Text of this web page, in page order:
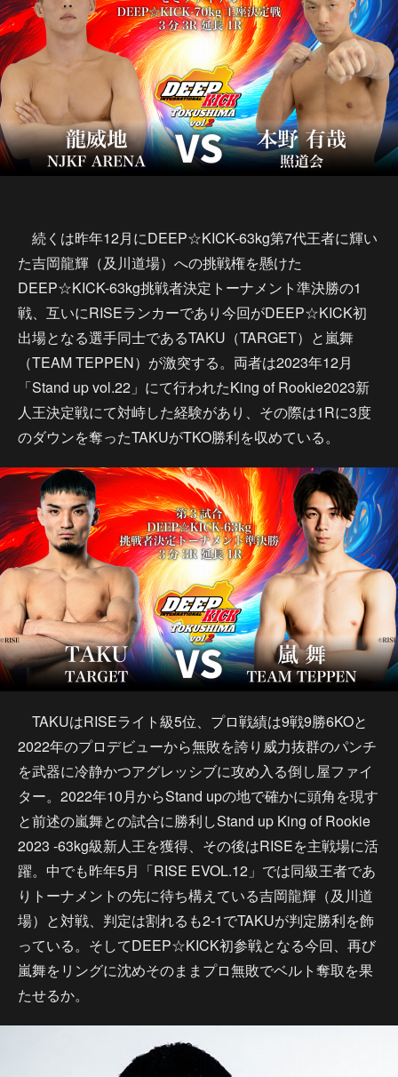
続くは昨年12月にDEEP☆KICK-63kg第7代王者に輝い
た吉岡龍輝（及川道場）への挑戦権を懸けた
DEEP☆KICK-63kg挑戦者決定トーナメント準決勝の1
戦、互いにRISEランカーであり今回がDEEP☆KICK初
出場となる選手同士であるTAKU（TARGET）と嵐舞
（TEAM TEPPEN）が激突する。両者は2023年12月
「Stand up vol.22」にて行われたKing of Rookie2023新
人王決定戦にて対峙した経験があり、その際は1Rに3度
のダウンを奪ったTAKUがTKO勝利を収めている。
TAKUはRISEライト級5位、プロ戦績は9戦9勝6KOと
2022年のプロデビューから無敗を誇り威力抜群のパンチ
を武器に冷静かつアグレッシブに攻め入る倒し屋ファイ
ター。2022年10月からStand upの地で確かに頭角を現す
と前述の嵐舞との試合に勝利しStand up King of Rookie
2023 -63kg級新人王を獲得、その後はRISEを主戦場に活
躍。中でも昨年5月「RISE EVOL.12」では同級王者であ
りトーナメントの先に待ち構えている吉岡龍輝（及川道
場）と対戦、判定は割れるも2-1でTAKUが判定勝利を飾
っている。そしてDEEP☆KICK初参戦となる今回、再び
嵐舞をリングに沈めそのままプロ無敗でベルト奪取を果
たせるか。